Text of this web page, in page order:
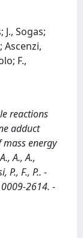
J., Sogas;
Ascenzi,
F.,
reactions
adduct
energy
A., A.,
P., F., P.. -
0009-2614. -